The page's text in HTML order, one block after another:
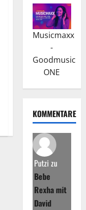
Musicmaxx
-
Goodmusic
ONE
KOMMENTARE
Putzi zu
Bebe
Rexha mit
David